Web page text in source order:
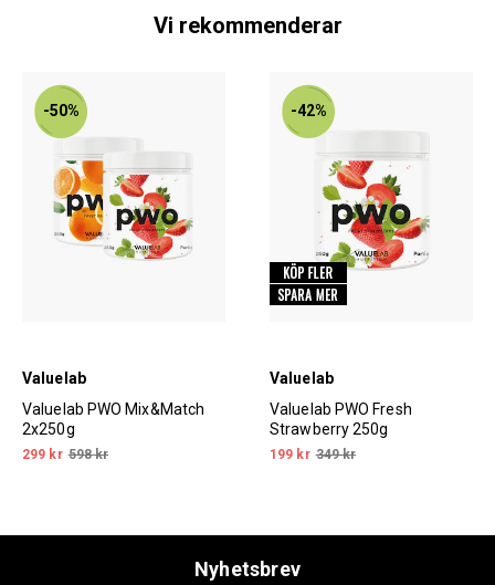
Vi rekommenderar
-50%
Valuelab
Valuelab PWO Mix&Match
2x250g
299 kr 598 kr
-42%
Valuelab
Valuelab PWO Fresh
Strawberry 250g
199 kr 349 kr
Nyhetsbrev